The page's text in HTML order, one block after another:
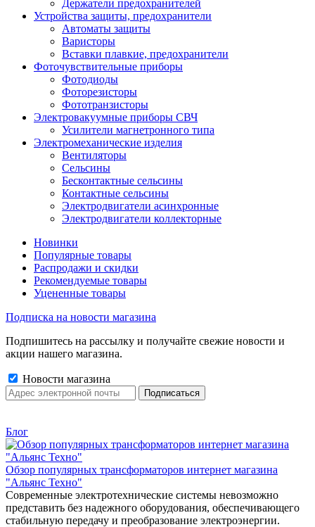
Держатели предохранителей
Устройства защиты, предохранители
Автоматы защиты
Варисторы
Вставки плавкие, предохранители
Фоточувствительные приборы
Фотодиоды
Фоторезисторы
Фототранзисторы
Электровакуумные приборы СВЧ
Усилители магнетронного типа
Электромеханические изделия
Вентиляторы
Сельсины
Бесконтактные сельсины
Контактные сельсины
Электродвигатели асинхронные
Электродвигатели коллекторные
Новинки
Популярные товары
Распродажи и скидки
Рекомендуемые товары
Уцененные товары
Подписка на новости магазина
Подпишитесь на рассылку и получайте свежие новости и
акции нашего магазина.
Новости магазина
Блог
Обзор популярных трансформаторов интернет магазина
"Альянс Техно"
Современные электротехнические системы невозможно
представить без надежного оборудования, обеспечивающего
стабильную передачу и преобразование электроэнергии.